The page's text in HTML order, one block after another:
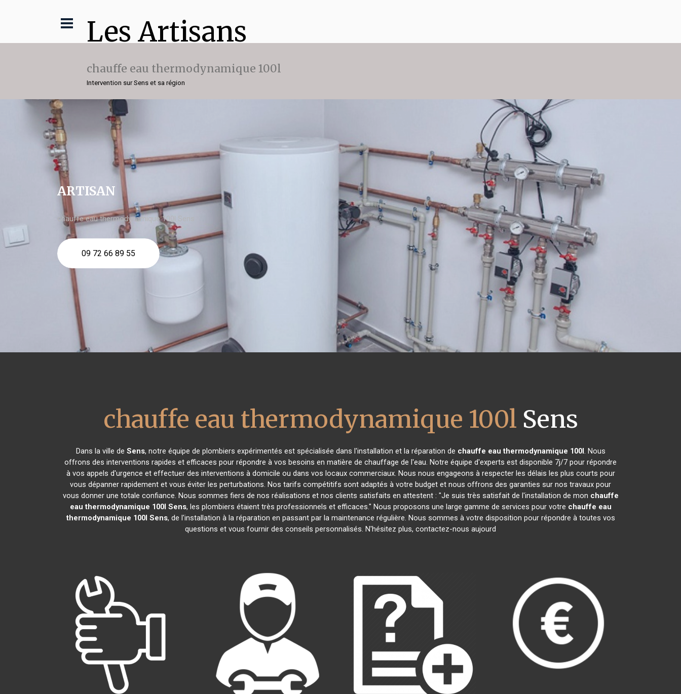
Les Artisans
chauffe eau thermodynamique 100l
Intervention sur Sens et sa région
ARTISAN
chauffe eau thermodynamique 100l Sens
09 72 66 89 55
chauffe eau thermodynamique 100l Sens
Dans la ville de Sens, notre équipe de plombiers expérimentés est spécialisée dans l'installation et la réparation de chauffe eau thermodynamique 100l. Nous
offrons des interventions rapides et efficaces pour répondre à vos besoins en matière de chauffage de l'eau. Notre équipe d'experts est disponible 7j/7 pour répondre
à vos appels d'urgence et effectuer des interventions à domicile ou dans vos locaux commerciaux. Nous nous engageons à respecter les délais les plus courts pour
vous dépanner rapidement et vous éviter les perturbations. Nos tarifs compétitifs sont adaptés à votre budget et nous offrons des garanties sur nos travaux pour
vous donner une totale confiance. Nous sommes fiers de nos réalisations et nos clients satisfaits en attestent : "Je suis très satisfait de l'installation de mon chauffe
eau thermodynamique 100l Sens, les plombiers étaient très professionnels et efficaces." Nous proposons une large gamme de services pour votre chauffe eau
thermodynamique 100l Sens, de l'installation à la réparation en passant par la maintenance régulière. Nous sommes à votre disposition pour répondre à toutes vos
questions et vous fournir des conseils personnalisés. N'hésitez plus, contactez-nous aujourd